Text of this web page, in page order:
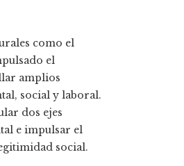
como el
el
amplios
social y laboral.
dos ejes
e impulsar el
social.